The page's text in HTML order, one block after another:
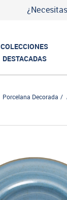
COLECCIONES
DESTACADAS
Porcelana Decorada